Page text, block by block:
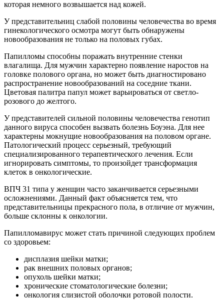
которая немного возвышается над кожей.
У представительниц слабой половины человечества во время
гинекологического осмотра могут быть обнаружены
новообразования не только на половых губах.
Папилломы способны поражать внутренние стенки
влагалища. Для мужчин характерно появление наростов на
головке полового органа, но может быть диагностировано
распространение новообразований на соседние ткани.
Цветовая палитра папул может варьироваться от светло-
розового до желтого.
У представителей сильной половины человечества генотип
данного вируса способен вызвать болезнь Боуэна. Для нее
характерны мокнущие новообразования на половом органе.
Патологический процесс серьезный, требующий
специализированного терапевтического лечения. Если
игнорировать симптомы, то произойдет трансформация
клеток в онкологические.
ВПЧ 31 типа у женщин часто заканчивается серьезными
осложнениями. Данный факт объясняется тем, что
представительницы прекрасного пола, в отличие от мужчин,
больше склонны к онкологии.
Папилломавирус может стать причиной следующих проблем
со здоровьем:
дисплазия шейки матки;
рак внешних половых органов;
опухоль шейки матки;
хронические стоматологические болезни;
онкология слизистой оболочки ротовой полости.